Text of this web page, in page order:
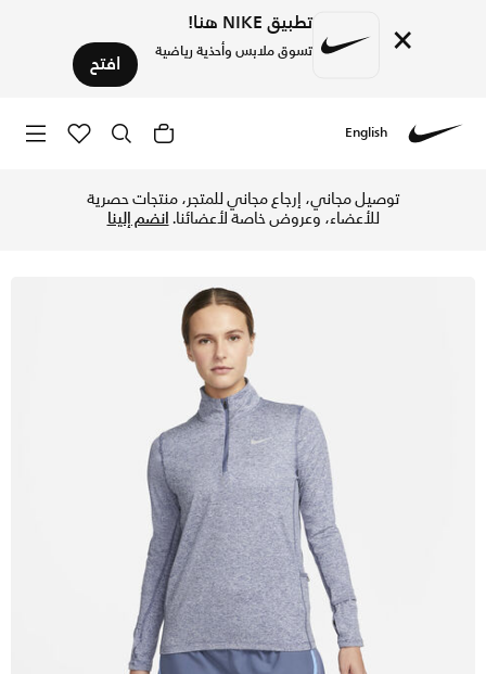
× تطبيق NIKE هنا!
تسوق ملابس وأحذية رياضية افتح
English
توصيل مجاني، إرجاع مجاني للمتجر، منتجات حصرية
للأعضاء، وعروض خاصة لأعضائنا.انضم إلينا